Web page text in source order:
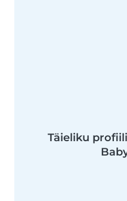
Täieliku